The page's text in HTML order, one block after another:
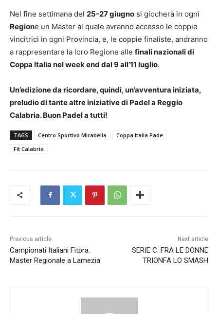
Nel fine settimana del 25-27 giugno si giocherà in ogni
Regione un Master al quale avranno accesso le coppie
vincitrici in ogni Provincia, e, le coppie finaliste, andranno
a rappresentare la loro Regione alle finali nazionali di
Coppa Italia nel week end dal 9 all’11 luglio.
Un’edizione da ricordare, quindi, un’avventura iniziata,
preludio di tante altre iniziative di Padel a Reggio
Calabria. Buon Padel a tutti!
TAGS Centro Sportivo Mirabella
Coppa Italia Pade
Fit Calabria
Previous article
Campionati Italiani Fitpra:
Master Regionale a Lamezia
Next article
SERIE C: FRA LE DONNE
TRIONFA LO SMASH